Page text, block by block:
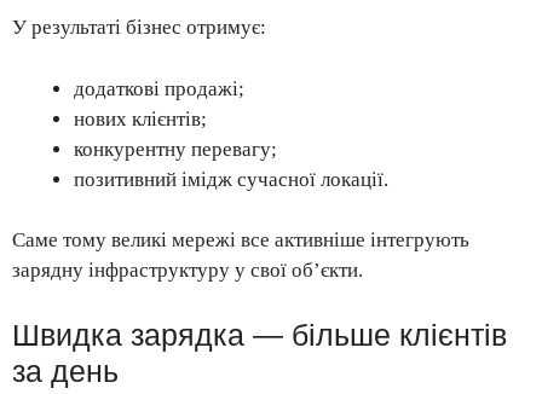
У результаті бізнес отримує:
додаткові продажі;
нових клієнтів;
конкурентну перевагу;
позитивний імідж сучасної локації.
Саме тому великі мережі все активніше інтегрують
зарядну інфраструктуру у свої об’єкти.
Швидка зарядка — більше клієнтів
за день